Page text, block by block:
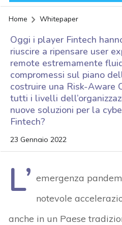
Home Whitepaper
Oggi i player Fintech
riuscire a ripensare user
remote estremamente
compromessi sul piano
costruire una Risk-Aware
tutti i livelli
nuove soluzioni per la
Fintech?
23 Gennaio 2022
L’ emergenza
notevole
anche in un Paese